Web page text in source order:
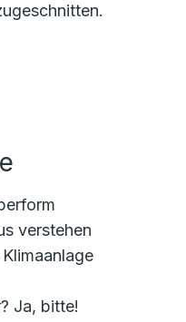
verstehen
Ja, bitte!